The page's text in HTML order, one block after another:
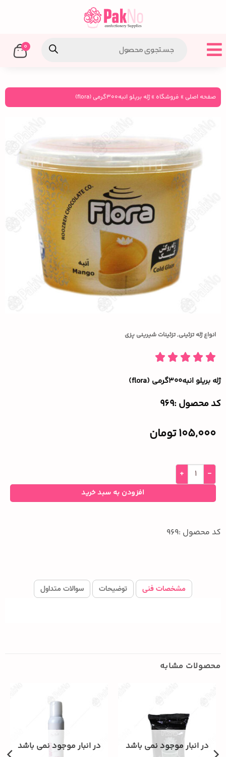
0
صفحه اصلی » فروشگاه »ژله بریلو انبه300گرمی (flora)
انواع ژله تزئینی,تزئینات شیرینی پزی
ژله بریلو انبه۳۰۰گرمی (flora)
کد محصول :‌969
105,000تومان
افزودن به سبد خرید
کد محصول :969
مشخصات فنی توضیحات سوالات متداول
محصولات مشابه
در انبار موجود نمی باشد در انبار موجود نمی باشد